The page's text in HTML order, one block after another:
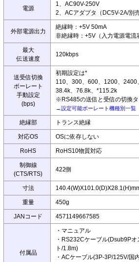
電源
1、AC90V-250V
2、ACアダプタ（DC5V-2A/別売
外部電源出力
絶縁時：+5V 50mA
非絶縁時：+5V（入力電源電流
最大
伝送速度
120kbps
送受信切換
ボーレート
手動設定
(bps)
初期設定は*
110、300、600、1200、2400
38.4k、76.8k、*115.2k
※RS485の送信と受信の切換
→設定可能ボーレート機種別一覧
絶縁部 トランス絶縁
対応OS OSに依存しない
RoHS RoHS10物質対応
制御線
(CTS/RTS)
422側
寸法
重量 450g
JANコード 4571149667585
付属品
・マニュアル
・RS232Cケーブル(Dsub9P
ト/1.8m)
・ACケーブル(3P-3P/125V/国